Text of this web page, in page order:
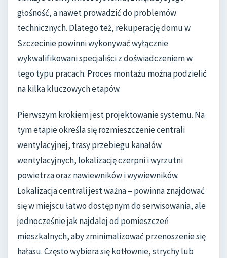
głośność, a nawet prowadzić do problemów
technicznych. Dlatego też, rekuperację domu w
Szczecinie powinni wykonywać wyłącznie
wykwalifikowani specjaliści z doświadczeniem w
tego typu pracach. Proces montażu można podzielić
na kilka kluczowych etapów.
Pierwszym krokiem jest projektowanie systemu. Na
tym etapie określa się rozmieszczenie centrali
wentylacyjnej, trasy przebiegu kanałów
wentylacyjnych, lokalizację czerpni i wyrzutni
powietrza oraz nawiewników i wywiewników.
Lokalizacja centrali jest ważna – powinna znajdować
się w miejscu łatwo dostępnym do serwisowania, ale
jednocześnie jak najdalej od pomieszczeń
mieszkalnych, aby zminimalizować przenoszenie się
hałasu. Często wybiera się kotłownie, strychy lub